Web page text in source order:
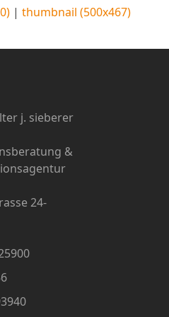
| thumbnail (500x467)
j. sieberer
&
24-